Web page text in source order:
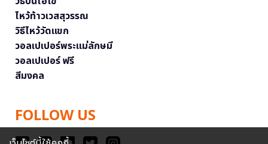
ไหว้ท้าวเวสสุวรรณ
วิธีไหว้วัดแขก
วอลเปเปอร์พระแม่ลักษมี
วอลเปเปอร์ ฟรี
สีมงคล
FOLLOW US